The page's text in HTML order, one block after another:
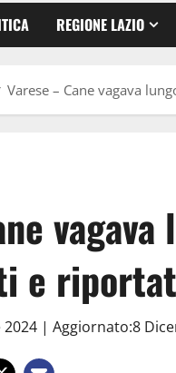
REGIONE LAZIO
Varese – Cane vagava
e
| Aggiornato:8